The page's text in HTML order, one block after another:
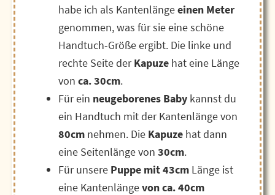
habe ich als Kantenlängeeinen Meter
genommen, was für sie eine schöne
Handtuch-Größe ergibt. Die linke und
rechte Seite derKapuzehat eine Länge
von ca. 30cm.
Für ein neugeborenes Babykannst du
ein Handtuch mit der Kantenlänge von
80cm nehmen. Die Kapuzehat dann
eine Seitenlänge von 30cm.
Für unsere Puppe mit 43cmLänge ist
eine Kantenlängevon ca. 40cm